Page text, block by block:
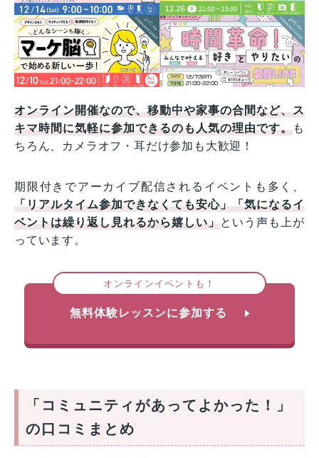
オンライン開催なので、移動中や家事の合間など、ス
キマ時間に気軽に参加できるのも人気の理由です。も
ちろん、カメラオフ・耳だけ参加も大歓迎！
期限付きでアーカイブ配信されるイベントも多く、
「リアルタイム参加できなくても安心」「気になるイ
ベントは繰り返し見れるから嬉しい」という声も上が
っています。
オンラインイベントも！
無料体験レッスンに参加する
「コミュニティがあってよかった！」
の口コミまとめ